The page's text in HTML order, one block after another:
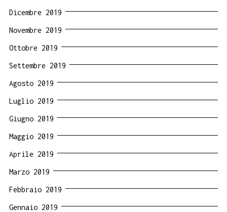
Dicembre 2019
Novembre 2019
Ottobre 2019
Settembre 2019
Agosto 2019
Luglio 2019
Giugno 2019
Maggio 2019
Aprile 2019
Marzo 2019
Febbraio 2019
Gennaio 2019